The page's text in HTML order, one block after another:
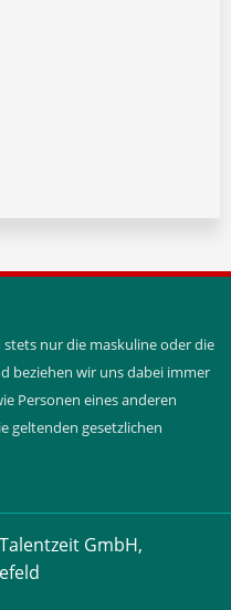
nur die maskuline oder die
beziehen wir uns dabei immer
Personen eines anderen
geltenden gesetzlichen
GmbH,